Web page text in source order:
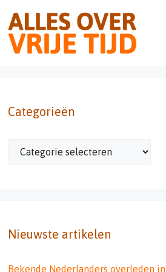
Categorieën
Categorieën
Nieuwste artikelen
Bekende Nederlanders overleden in